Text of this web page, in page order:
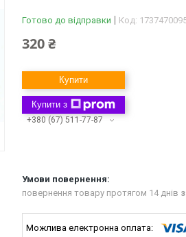
Готово до відправки Код:
320 ₴
Купити
Купити з
+380 (67) 511-77-87
повернення товару протягом 14 днів